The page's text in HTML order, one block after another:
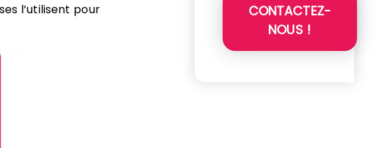
l’utilisent pour
CONTACTEZ-
NOUS !